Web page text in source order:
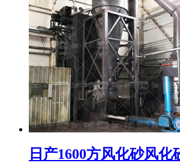
日产1600方风化砂风化